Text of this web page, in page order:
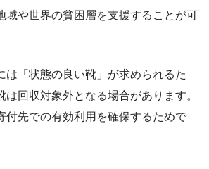
域や世界の貧困層を支援することが可
は「状態の良い靴」が求められるた
は回収対象外となる場合があります。
付先での有効利用を確保するためで